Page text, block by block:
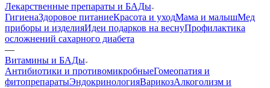
Лекарственные препараты и БАДы
ГигиенаЗдоровое питаниеКрасота и уходМама и малышМед
приборы и изделияИдеи подарков на веснуПрофилактика
осложнений сахарного диабета
—
Витамины и БАДы
Антибиотики и противомикробныеГомеопатия и
фитопрепаратыЭндокринологияВарикозАлкоголизм и